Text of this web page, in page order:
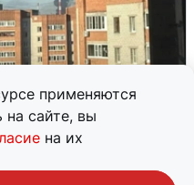
применяются
сайте, вы
на их